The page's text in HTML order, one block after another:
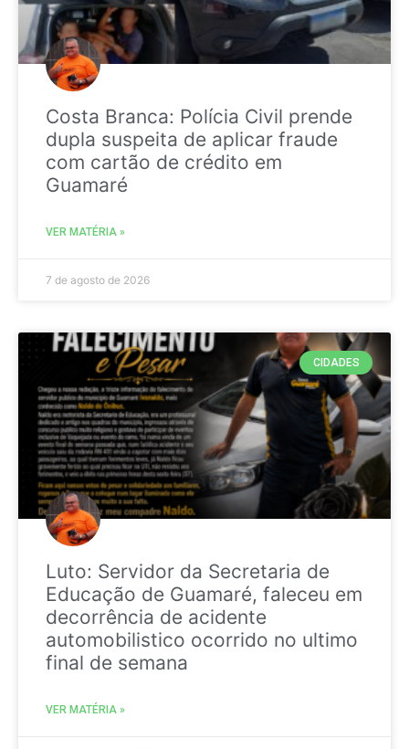
Costa Branca: Polícia Civil prende
dupla suspeita de aplicar fraude
com cartão de crédito em
Guamaré
VER MATÉRIA »
7 de agosto de 2026
CIDADES
Luto: Servidor da Secretaria de
Educação de Guamaré, faleceu em
decorrência de acidente
automobilistico ocorrido no ultimo
final de semana
VER MATÉRIA »